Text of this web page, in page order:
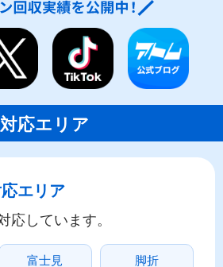
対応エリア
エリア
応しています。
富士見 脚折